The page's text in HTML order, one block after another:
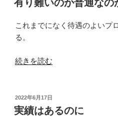
日:
有り難いのか普通なの
これまでになく待遇のよいプ
る。
“有
い
の
続きを読む
投
稿
日:
2022年6月17日
実績はあるのに